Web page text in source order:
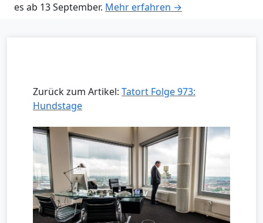
es ab 13 September. Mehr erfahren →
Zurück zum Artikel: Tatort Folge 973:
Hundstage